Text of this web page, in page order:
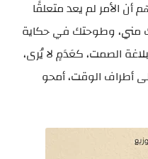
أن الأمر لم يعد متعلقًا
مني، وطوحتك في حكاية
بلاغة الصمت، كعَدَمٍ لا يُرى،
أطراف الوقت، أمحو